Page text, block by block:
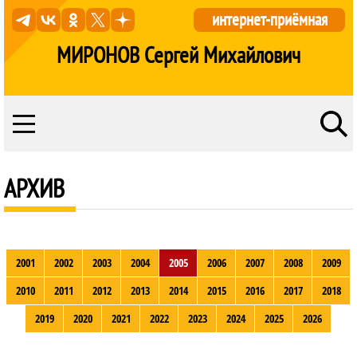
МИРОНОВ Сергей Михайлович
интернет-приёмная
АРХИВ
2001 2002 2003 2004 2005 2006 2007 2008
2009
2010
2011 2012 2013 2014 2015 2016 2017
2018
2019
2020 2021 2022 2023 2024 2025 2026